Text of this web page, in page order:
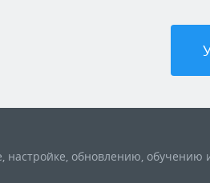
настройке, обновлению,